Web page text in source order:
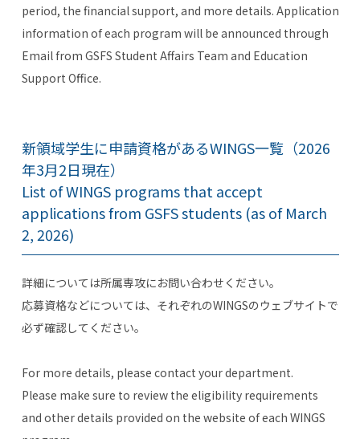
period, the financial support, and more details. Application
information of each program will be announced through
Email from GSFS Student Affairs Team and Education
Support Office.
新領域学生に申請資格があるWINGS一覧（2026
年3月2日現在）
List of WINGS programs that accept
applications from GSFS students (as of March
2, 2026)
詳細については所属専攻にお問い合わせください。
応募資格などについては、 それぞれのWINGSのウェブサイトで
必ず確認してください。
For more details, please contact your department.
Please make sure to review the eligibility requirements
and other details provided on the website of each WINGS